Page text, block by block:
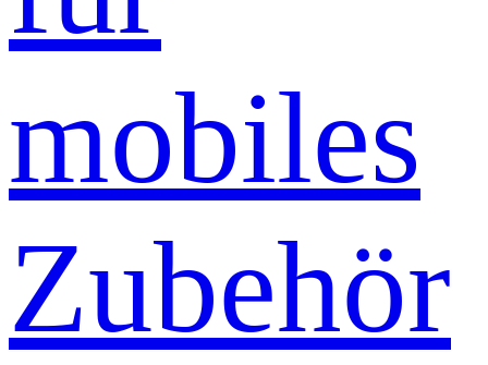
mobiles
Zubehör